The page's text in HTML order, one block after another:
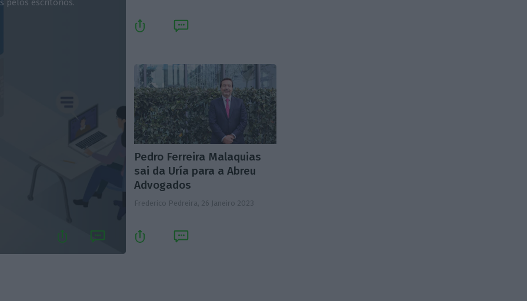
pelos escritórios.
Pedro Ferreira Malaquias
sai da Uría para a Abreu
Advogados
Frederico Pedreira, 26 Janeiro 2023